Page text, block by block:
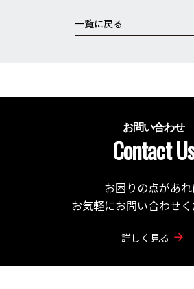
一覧に戻る
お問い合わせ
Contact Us
お困りの点があ
お気軽にお問い合わせく
詳しく見る